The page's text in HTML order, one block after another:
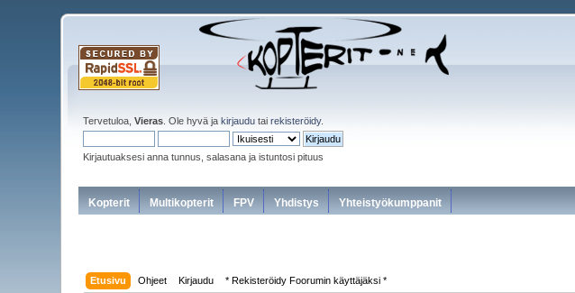
Tervetuloa,Vieras . Ole hyvä jakirjaudu tairekisteröidy.
Kirjautuaksesi anna tunnus, salasana ja istuntosi pituus
Kopterit Multikopterit FPV Yhdistys Yhteistyökumppanit
Etusivu Ohjeet Kirjaudu * Rekisteröidy Foorumin käyttäjäksi *